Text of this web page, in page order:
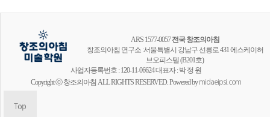
ARS 1577-0057전국 창조의아침
창조의아침 연구소 :서울특별시 강남구 선릉로 431 에스케이허
브오피스텔 (B201호)
사업자등록번호 : 120-11-06624 대표자 : 박 정 원
Copyright ⓒ 창조의아침 ALL RIGHTS RESERVED. Powered bymidaeipsi.com